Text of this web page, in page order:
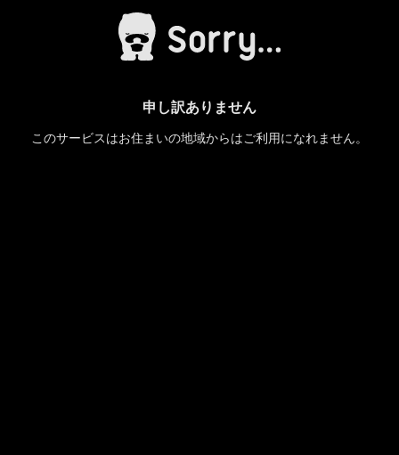
申し訳ありません
このサービスはお住まいの地域からはご利用になれません。